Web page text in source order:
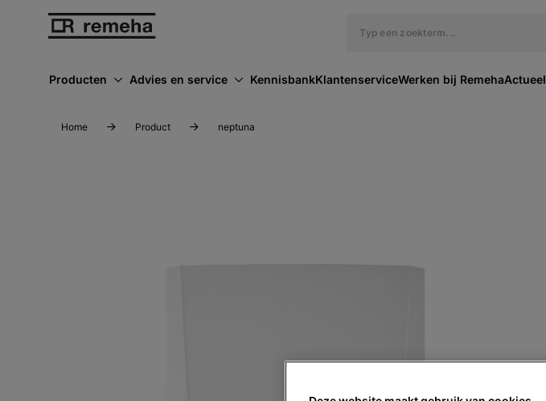
Producten Advies en service KennisbankKlantenserviceWerken bij RemehaActueel
Home Product neptuna